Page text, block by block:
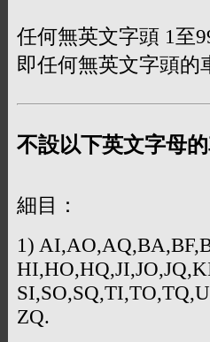
任何無英文字頭 1至
即任何無英文字頭的
不設以下英文字母
細目：
1)
ZQ.